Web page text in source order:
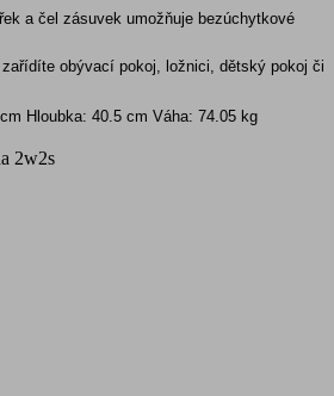
a čel zásuvek umožňuje bezúchytkové
obývací pokoj, ložnici, dětský pokoj či
Hloubka: 40.5 cm Váha: 74.05 kg
2w2s